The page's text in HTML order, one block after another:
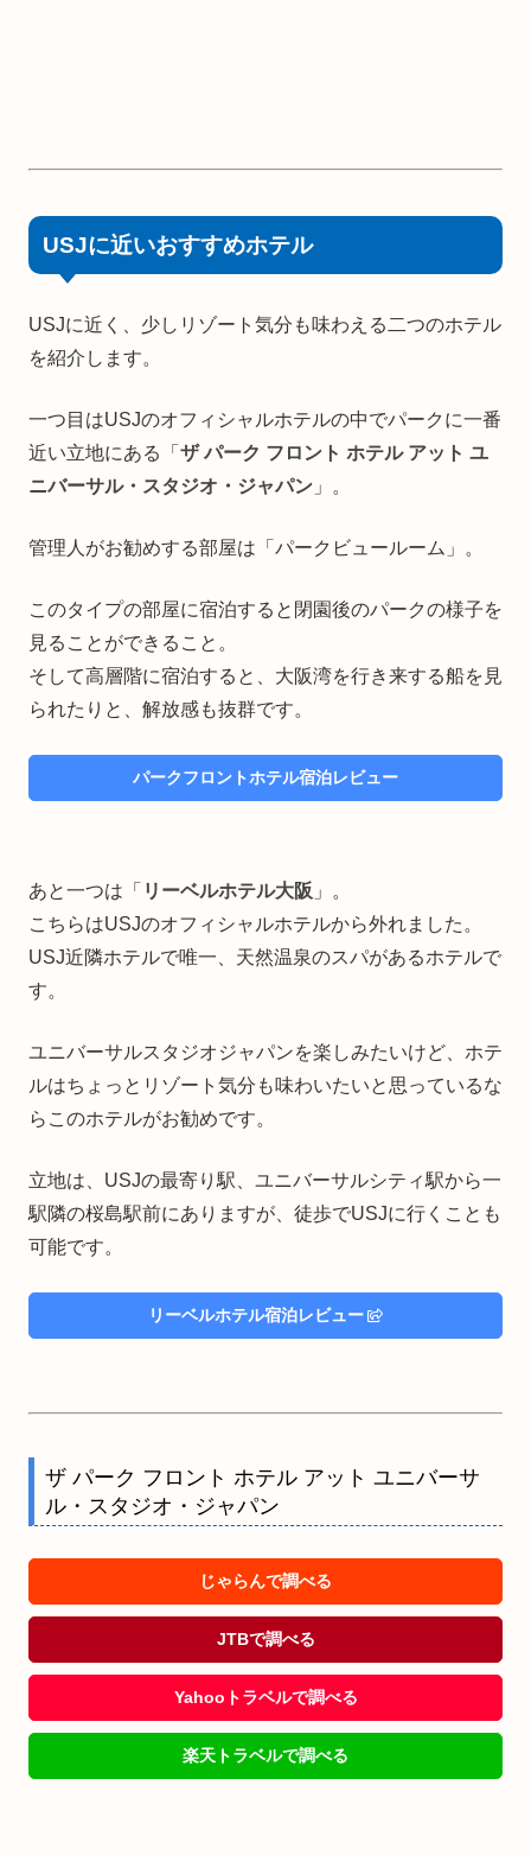
USJに近いおすすめホテル
USJに近く、少しリゾート気分も味わえる二つのホテル
を紹介します。
一つ目はUSJのオフィシャルホテルの中でパークに一番
近い立地にある「 ザ パーク フロント ホテル アット ユ
ニバーサル・スタジオ・ジャパン 」。
管理人がお勧めする部屋は「パークビュールーム」。
このタイプの部屋に宿泊すると閉園後のパークの様子を
見ることができること。
そして高層階に宿泊すると、大阪湾を行き来する船を見
られたりと、解放感も抜群です。
パークフロントホテル宿泊レビュー
あと一つは「 リーベルホテル大阪 」。
こちらはUSJのオフィシャルホテルから外れました。
USJ近隣ホテルで唯一、天然温泉のスパがあるホテルで
す。
ユニバーサルスタジオジャパンを楽しみたいけど、ホテ
ルはちょっとリゾート気分も味わいたいと思っているな
らこのホテルがお勧めです。
立地は、USJの最寄り駅、ユニバーサルシティ駅から一
駅隣の桜島駅前にありますが、徒歩でUSJに行くことも
可能です。
リーベルホテル宿泊レビュー
ザ パーク フロント ホテル アット ユニバーサ
ル・スタジオ・ジャパン
じゃらんで調べる
JTBで調べる
Yahooトラベルで調べる
楽天トラベルで調べる